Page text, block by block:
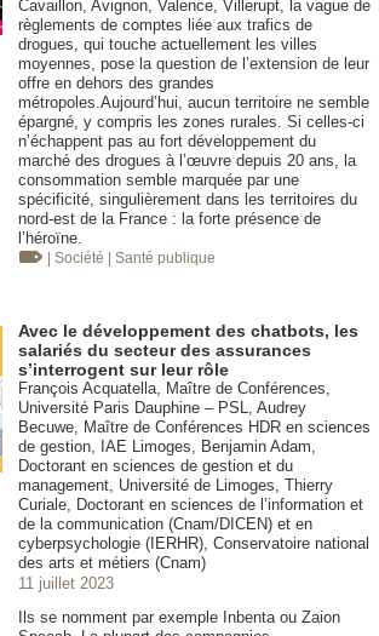
Cavaillon, Avignon, Valence, Villerupt, la vague de
règlements de comptes liée aux trafics de
drogues, qui touche actuellement les villes
moyennes, pose la question de l’extension de leur
offre en dehors des grandes
métropoles.Aujourd’hui, aucun territoire ne semble
épargné, y compris les zones rurales. Si celles-ci
n’échappent pas au fort développement du
marché des drogues à l’œuvre depuis 20 ans, la
consommation semble marquée par une
spécificité, singulièrement dans les territoires du
nord-est de la France : la forte présence de
l’héroïne.
| Société | Santé publique
Avec le développement des chatbots, les
salariés du secteur des assurances
s’interrogent sur leur rôle
François Acquatella, Maître de Conférences,
Université Paris Dauphine – PSL, Audrey
Becuwe, Maître de Conférences HDR en sciences
de gestion, IAE Limoges, Benjamin Adam,
Doctorant en sciences de gestion et du
management, Université de Limoges, Thierry
Curiale, Doctorant en sciences de l’information et
de la communication (Cnam/DICEN) et en
cyberpsychologie (IERHR), Conservatoire national
des arts et métiers (Cnam)
11 juillet 2023
Ils se nomment par exemple Inbenta ou Zaion